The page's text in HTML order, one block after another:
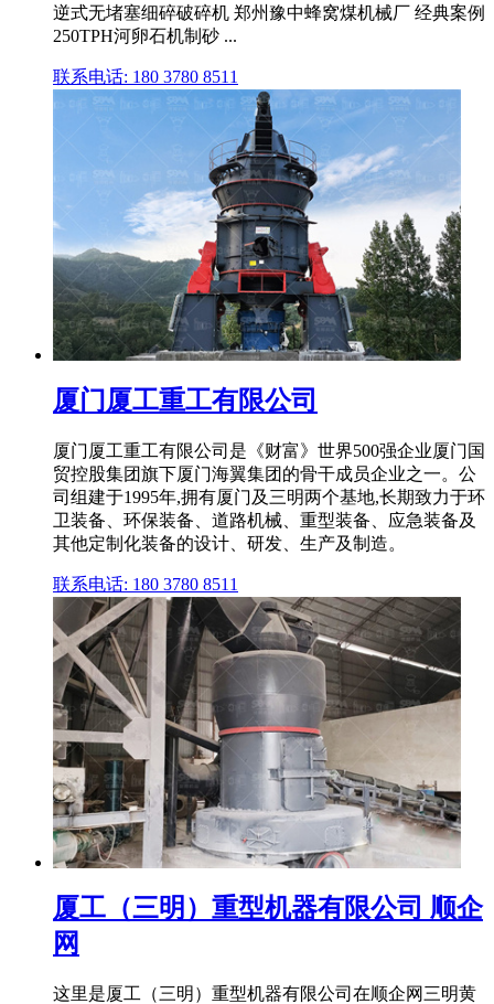
逆式无堵塞细碎破碎机 郑州豫中蜂窝煤机械厂 经典案例
250TPH河卵石机制砂 ...
联系电话: 180 3780 8511
厦门厦工重工有限公司
厦门厦工重工有限公司是《财富》世界500强企业厦门国
贸控股集团旗下厦门海翼集团的骨干成员企业之一。公
司组建于1995年,拥有厦门及三明两个基地,长期致力于环
卫装备、环保装备、道路机械、重型装备、应急装备及
其他定制化装备的设计、研发、生产及制造。
联系电话: 180 3780 8511
厦工（三明）重型机器有限公司 顺企
网
这里是厦工（三明）重型机器有限公司在顺企网三明黄